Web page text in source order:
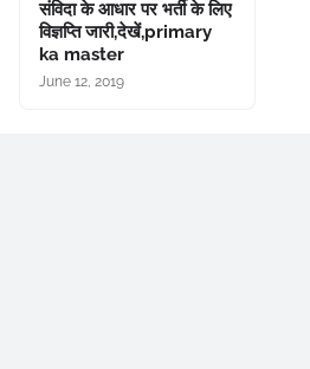
संविदा के आधार पर भर्ती के लिए
विज्ञप्ति जारी,देखें,primary
ka master
June 12, 2019